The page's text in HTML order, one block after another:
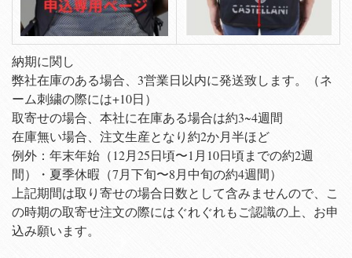
納期に関し
弊社在庫のある場合、3営業日以内に発送致します。（ネ
ーム刺繍の際には+10日）
取寄せの場合、本社に在庫ある場合は約3~4週間
在庫無い場合、注文生産となり約2か月半ほど
例外：年末年始（12月25日頃〜1月10日頃までの約2週
間）・夏季休暇（7月下旬〜8月中旬の約4週間）
上記期間は取り寄せの場合日数として含みませんので、こ
の時期の取寄せ注文の際にはぐれぐれもご認識の上、お申
込み願います。